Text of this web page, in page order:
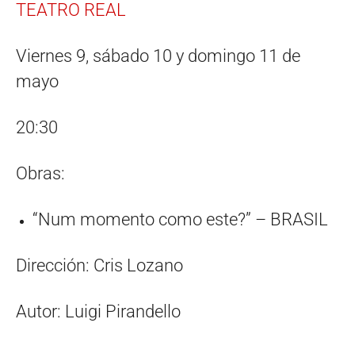
TEATRO REAL
Viernes 9, sábado 10 y domingo 11 de
mayo
20:30
Obras:
“Num momento como este?” – BRASIL
Dirección: Cris Lozano
Autor: Luigi Pirandello